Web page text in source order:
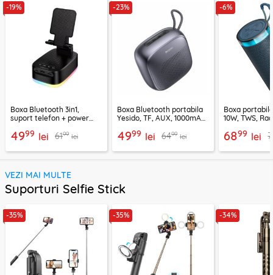
-19%
Boxa Bluetooth 3in1,
suport telefon + power
BR200
4999 lei 6199 lei
-23%
Boxa Bluetooth portabila
Yesido, TF, AUX, 1000mAh,
4999 lei 6499 lei
-6%
Boxa
10W, TWS,
6899 lei
VEZI MAI MULTE
Suporturi Selfie Stick
-35% -35% -34%